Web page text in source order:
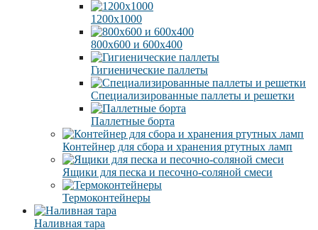
1200х1000
800х600 и 600х400
Гигиенические паллеты
Специализированные паллеты и решетки
Паллетные борта
Контейнер для сбора и хранения ртутных ламп
Ящики для песка и песочно-соляной смеси
Термоконтейнеры
Наливная тара